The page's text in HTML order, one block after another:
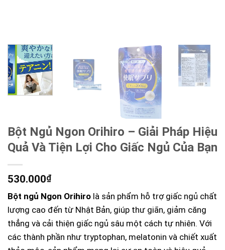
Bột Ngủ Ngon Orihiro – Giải Pháp Hiệu
Quả Và Tiện Lợi Cho Giấc Ngủ Của Bạn
530.000₫
Bột ngủ Ngon Orihiro là sản phẩm hỗ trợ giấc ngủ chất
lượng cao đến từ Nhật Bản, giúp thư giãn, giảm căng
thẳng và cải thiện giấc ngủ sâu một cách tự nhiên. Với
các thành phần như tryptophan, melatonin và chiết xuất